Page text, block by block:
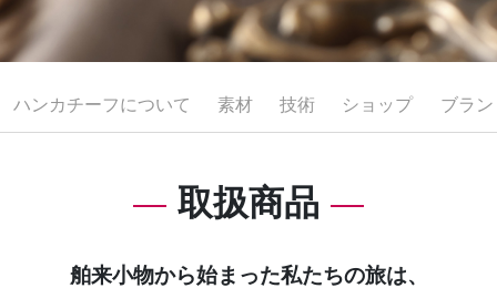
ハンカチーフについて 素材 技術 ショップ ブラ
取扱商品
舶来小物から始まった私たちの旅は、